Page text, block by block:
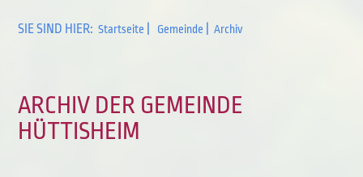
SIE SIND HIER: Startseite Gemeinde Archiv
ARCHIV DER GEMEINDE
HÜTTISHEIM